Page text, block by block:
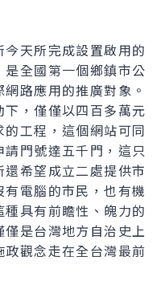
天所完成設置啟用的
是全國第一個鄉鎮市公
路應用的推廣對象。
，僅僅以四百多萬元
工程，這個網站可同
門號達五千門，這只
希望成立二處提供市
電腦的市民，也有機
具有前瞻性、魄力的
是台灣地方自治史上
觀念走在全台灣最前